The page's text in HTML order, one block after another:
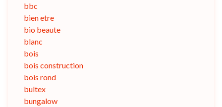
bbc
bien etre
bio beaute
blanc
bois
bois construction
bois rond
bultex
bungalow